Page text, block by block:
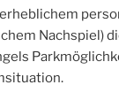
Nachspiel)